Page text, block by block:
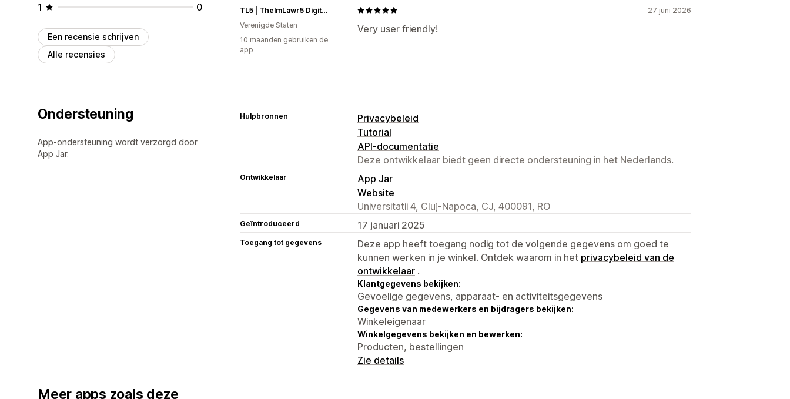
1
0
Een recensie schrijven
Alle recensies
27 juni 2026
Very user friendly!
TL5 | ThelmLawr5 Digital World
Verenigde Staten
10 maanden gebruiken de
app
Ondersteuning
App-ondersteuning wordt verzorgd door
App Jar.
Hulpbronnen
Privacybeleid
Tutorial
API-documentatie
Deze ontwikkelaar biedt geen directe ondersteuning in het Nederlands.
Ontwikkelaar
App Jar
Website
Universitatii 4, Cluj-Napoca, CJ, 400091, RO
Geïntroduceerd 17 januari 2025
Toegang tot gegevens
Deze app heeft toegang nodig tot de volgende gegevens om goed te
kunnen werken in je winkel. Ontdek waarom in het privacybeleid van de
ontwikkelaar .
Klantgegevens bekijken:
Gevoelige gegevens, apparaat- en activiteitsgegevens
Gegevens van medewerkers en bijdragers bekijken:
Winkeleigenaar
Winkelgegevens bekijken en bewerken:
Producten, bestellingen
Zie details
Meer apps zoals deze